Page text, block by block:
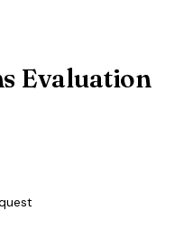
Evaluation